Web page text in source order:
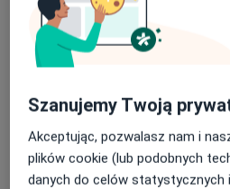
Zakres porad
Dietetyk kliniczny
Dorośli
Pokażo
Szanujemy Twoją
Akceptując, pozwalasz nam i
plików cookie (lub podobnych
danych do celów